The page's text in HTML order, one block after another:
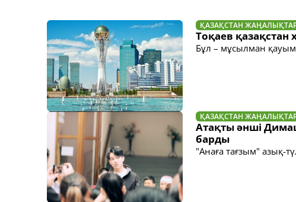
ҚАЗАҚСТАН
Тоқаев қазақстан
Бұл – мұсылман
ҚАЗАҚСТАН
Атақты әнші
барды
"Анаға тағзым" азық-